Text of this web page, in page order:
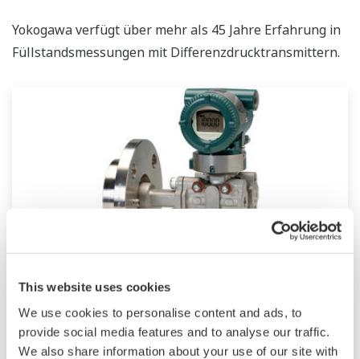
This website uses cookies
We use cookies to personalise content and ads, to
provide social media features and to analyse our traffic.
We also share information about your use of our site with
Yokogawa verfügt über mehr als 45 Jahre Erfahrung in
Füllstandsmessungen mit Differenzdrucktransmittern.
Füllstandmessumformer
Die Messumformer der DPharp EJX-Reihe sind
die neueste Erweiterung der EJA-Reihe im